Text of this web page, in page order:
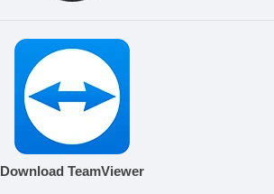
Download TeamViewer